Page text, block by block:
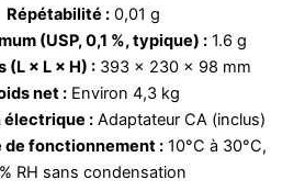
Répétabilité : 0,01 g
(USP, 0,1 %, typique) : 1.6 g
(L × L × H) : 393 × 230 × 98 mm
net : Environ 4,3 kg
: Adaptateur CA (inclus)
de fonctionnement : 10°C à 30°C,
RH sans condensation